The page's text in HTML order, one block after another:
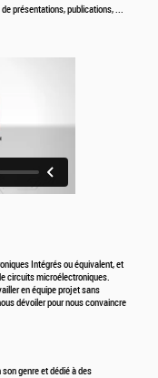
présentations, publications, ...
Intégrés ou équivalent, et
circuits microélectroniques.
en équipe projet sans
dévoiler pour nous convaincre
genre et dédié à des